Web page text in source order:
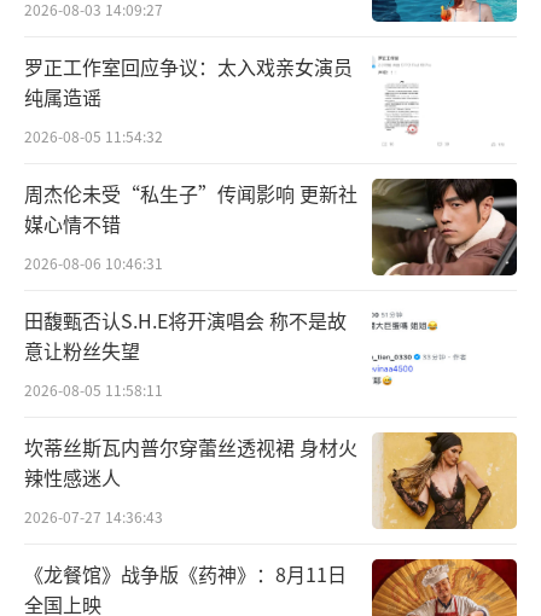
2026-08-03 14:09:27
罗正工作室回应争议：太入戏亲女演员
纯属造谣
2026-08-05 11:54:32
周杰伦未受“私生子”传闻影响 更新社
媒心情不错
2026-08-06 10:46:31
田馥甄否认S.H.E将开演唱会 称不是故
意让粉丝失望
2026-08-05 11:58:11
坎蒂丝斯瓦内普尔穿蕾丝透视裙 身材火
辣性感迷人
2026-07-27 14:36:43
《龙餐馆》战争版《药神》：8月11日
全国上映